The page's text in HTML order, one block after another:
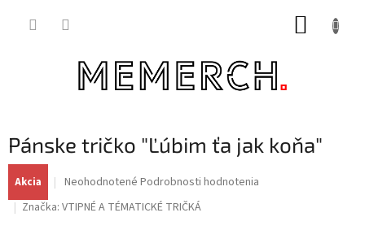
Pánske tričko "Ľúbim ťa jak koňa"
Akcia
Priemerné
produktu
Neohodnotené Podrobnosti hodnotenia
Značka: VTIPNÉ A TÉMATICKÉ TRIČKÁ